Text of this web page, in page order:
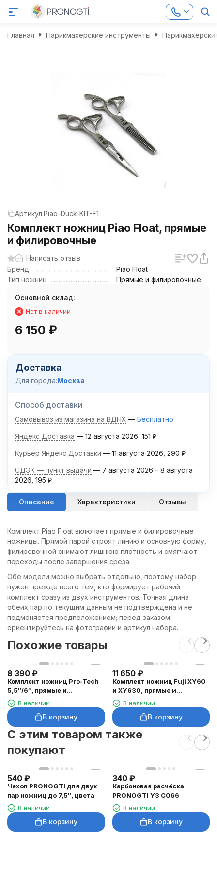
Главная Парикмахерские инструменты
Артикул:Piao-Duck-KIT-F1
Комплект ножниц Piao Float, прямые
и филировочные
Написать отзыв
Бренд
Piao Float
Тип ножниц
Прямые и филировочные
Основной склад:
Нет в наличии
6 150 ₽
Доставка
Для города:Москва
Способ доставки
Самовывоз из магазина на ВДНХ Бесплатно
Яндекс Доставка 12 августа 2026 151 ₽
Курьер Яндекс Доставки 11 августа 2026 290 ₽
СДЭК — пункт выдачи 7 августа 2026 – 8 августа
2026 195 ₽
Описание Характеристики Отзывы
Комплект Piao Float включает прямые и филировочные
ножницы. Прямой парой строят линию и основную форму,
филировочной снимают лишнюю плотность и смягчают
переходы после завершения среза.
Обе модели можно выбрать отдельно, поэтому набор
нужен прежде всего тем, кто формирует рабочий
комплект сразу из двух инструментов. Точная длина
обеих пар по текущим данным не подтверждена и не
подменяется предположением; перед заказом
ориентируйтесь на фотографии и артикул набора.
Похожие товары
8 390 ₽
Комплект ножниц Pro-Tech
5,5″/6″, прямые и
филировочные
В наличии
В корзину
11 650 ₽
Комплект ножниц Fuji XY60
и XY630, прямые и
филировочные
В наличии
В корзину
C этим товаром также
покупают
540 ₽
Чехол PRONOGTI для двух
пар ножниц до 7,5″, цвета
В наличии
В корзину
340 ₽
Карбоновая расчёска
PRONOGTI Y3 C066
В наличии
В корзину